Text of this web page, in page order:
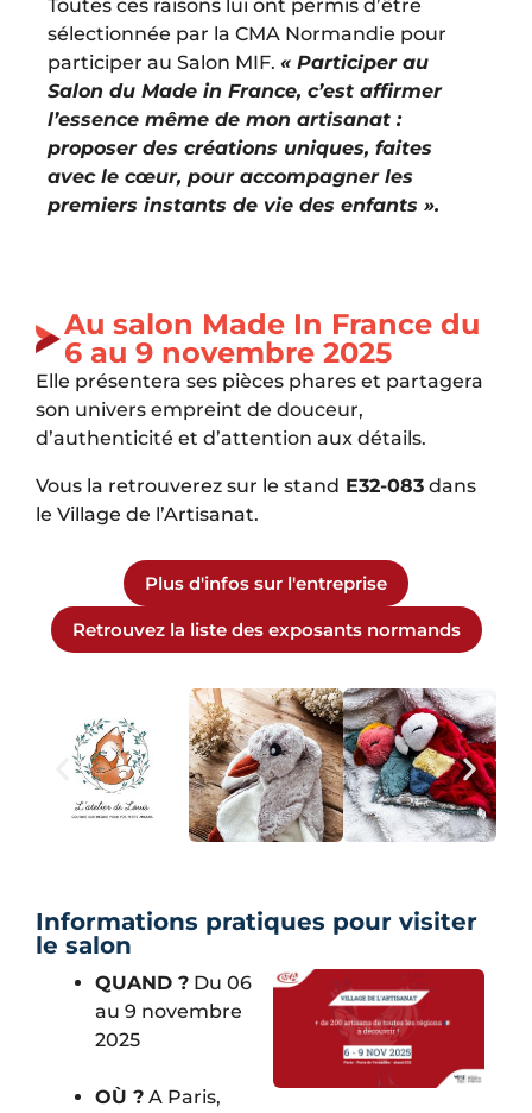
Toutes ces raisons lui ont permis d’être
sélectionnée par la CMA Normandie pour
participer au Salon MIF. « Participer au
Salon du Made in France, c’est affirmer
l’essence même de mon artisanat :
proposer des créations uniques, faites
avec le cœur, pour accompagner les
premiers instants de vie des enfants ».
Au salon Made In France du
6 au 9 novembre 2025
Elle présentera ses pièces phares et partagera
son univers empreint de douceur,
d’authenticité et d’attention aux détails.
Vous la retrouverez sur le stand E32-083 dans
le Village de l’Artisanat.
Plus d'infos sur l'entreprise
Retrouvez la liste des exposants normands
Informations pratiques pour visiter
le salon
QUAND ? Du 06
au 9 novembre
2025
OÙ ? A Paris,